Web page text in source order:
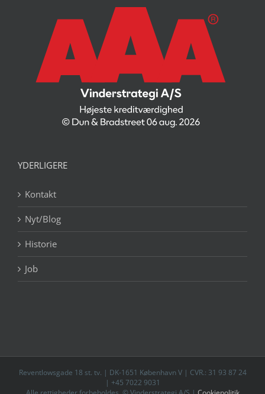
YDERLIGERE
Kontakt
Nyt/Blog
Historie
Job
Reventlowsgade 18 st. tv. | DK-1651 København V | CVR.: 31 93 87 24
| +45 7022 9031